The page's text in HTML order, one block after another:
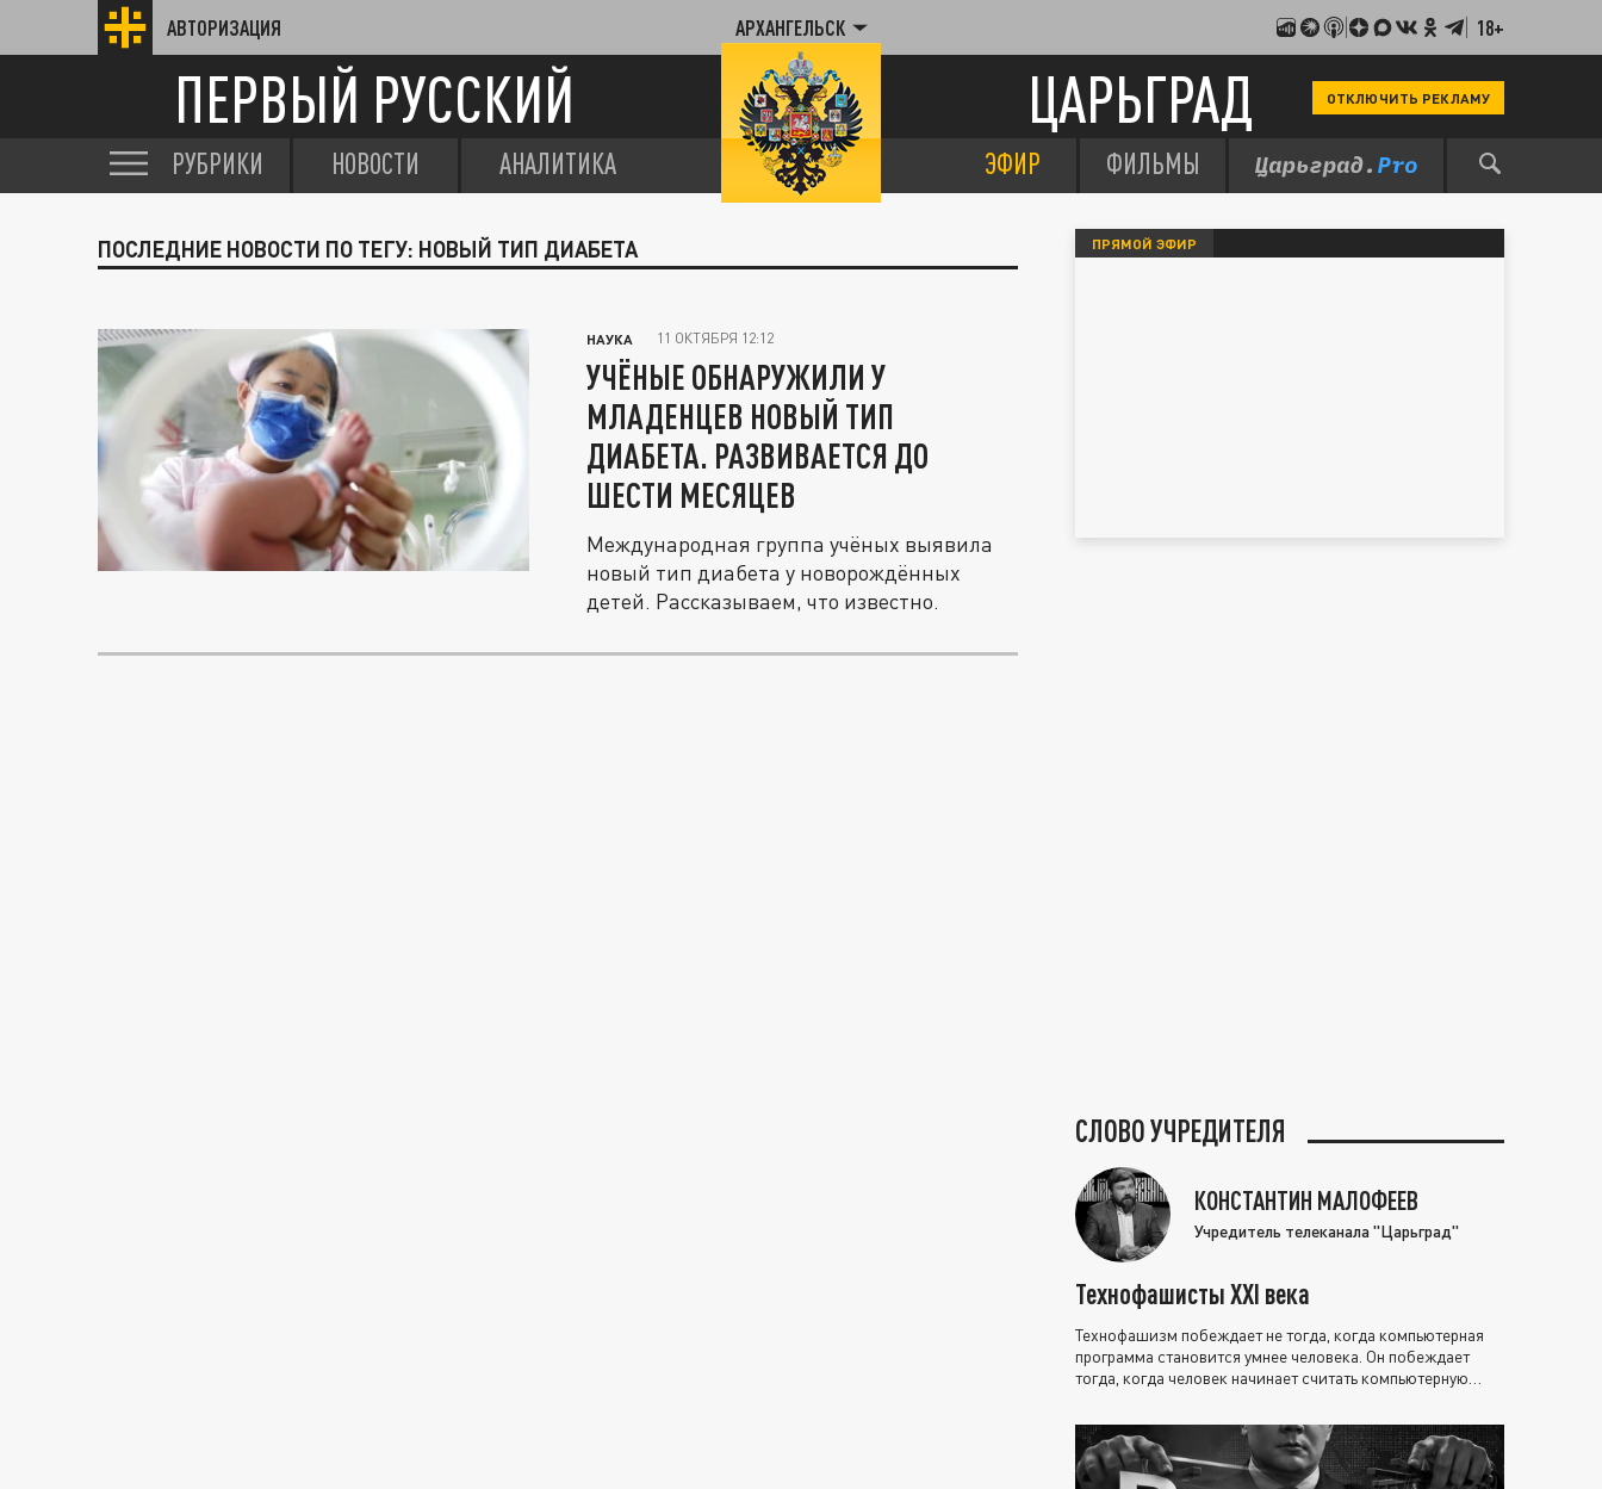
АВТОРИЗАЦИЯ АРХАНГЕЛЬСК 18+
ПЕРВЫЙ РУССКИЙ ЦАРЬГРАД ОТКЛЮЧИТЬ РЕКЛАМУ
РУБРИКИ НОВОСТИ АНАЛИТИКА ЭФИР ФИЛЬМЫ
ПОСЛЕДНИЕ НОВОСТИ ПО ТЕГУ: НОВЫЙ ТИП ДИАБЕТА
НАУКА 11 ОКТЯБРЯ 12:12
УЧЁНЫЕ ОБНАРУЖИЛИ У
МЛАДЕНЦЕВ НОВЫЙ ТИП
ДИАБЕТА. РАЗВИВАЕТСЯ ДО
ШЕСТИ МЕСЯЦЕВ
Международная группа учёных выявила
новый тип диабета у новорождённых
детей. Рассказываем, что известно.
ПРЯМОЙ ЭФИР
СЛОВО УЧРЕДИТЕЛЯ
КОНСТАНТИН МАЛОФЕЕВ
Учредитель телеканала "Царьград"
Технофашисты XXI века
Технофашизм побеждает не тогда, когда компьютерная
программа становится умнее человека. Он побеждает
тогда, когда человек начинает считать компьютерную